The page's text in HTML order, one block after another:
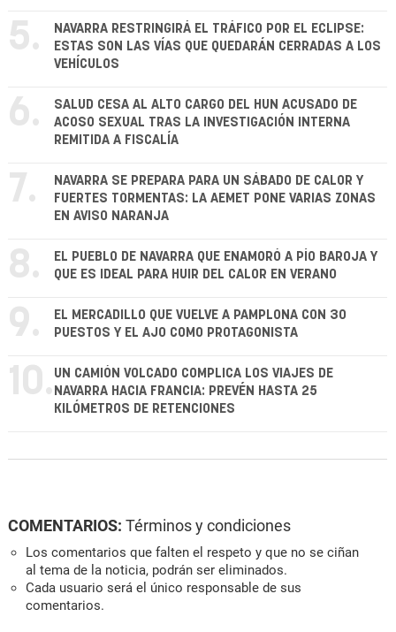
5.
NAVARRA RESTRINGIRÁ EL TRÁFICO POR EL ECLIPSE:
ESTAS SON LAS VÍAS QUE QUEDARÁN CERRADAS A LOS
VEHÍCULOS
6.
SALUD CESA AL ALTO CARGO DEL HUN ACUSADO DE
ACOSO SEXUAL TRAS LA INVESTIGACIÓN INTERNA
REMITIDA A FISCALÍA
7.
NAVARRA SE PREPARA PARA UN SÁBADO DE CALOR Y
FUERTES TORMENTAS: LA AEMET PONE VARIAS ZONAS
EN AVISO NARANJA
8.
EL PUEBLO DE NAVARRA QUE ENAMORÓ A PÍO BAROJA Y
QUE ES IDEAL PARA HUIR DEL CALOR EN VERANO
9.
EL MERCADILLO QUE VUELVE A PAMPLONA CON 30
PUESTOS Y EL AJO COMO PROTAGONISTA
10. UN CAMIÓN VOLCADO COMPLICA LOS VIAJES DE
NAVARRA HACIA FRANCIA: PREVÉN HASTA 25
KILÓMETROS DE RETENCIONES
COMENTARIOS: Términos y condiciones
Los comentarios que falten el respeto y que no se ciñan
al tema de la noticia, podrán ser eliminados.
Cada usuario será el único responsable de sus
comentarios.